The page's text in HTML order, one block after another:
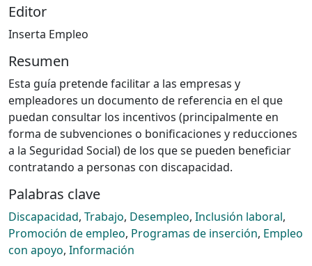
Editor
Inserta Empleo
Resumen
Esta guía pretende facilitar a las empresas y
empleadores un documento de referencia en el que
puedan consultar los incentivos (principalmente en
forma de subvenciones o bonificaciones y reducciones
a la Seguridad Social) de los que se pueden beneficiar
contratando a personas con discapacidad.
Palabras clave
Discapacidad, Trabajo, Desempleo, Inclusión laboral,
Promoción de empleo, Programas de inserción, Empleo
con apoyo, Información